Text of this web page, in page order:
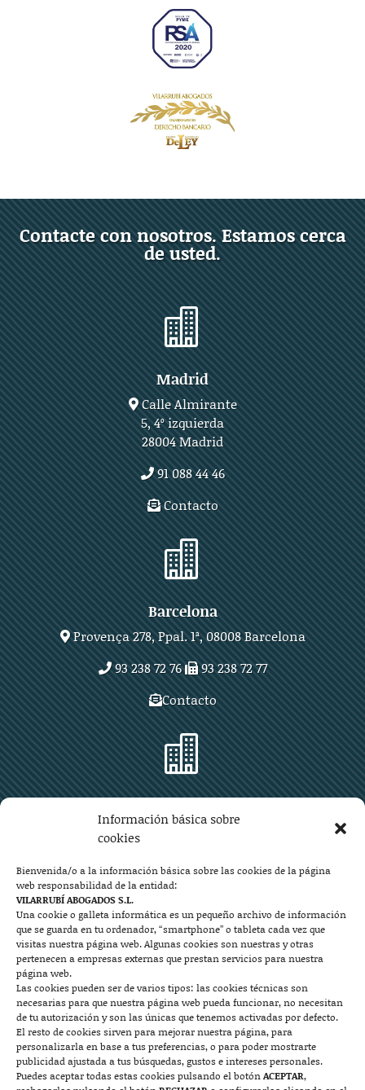
Información básica sobre
cookies
Bienvenida/o a la información básica sobre las cookies de la página
web responsabilidad de la entidad:
VILARRUBÍ ABOGADOS S.L.
Una cookie o galleta informática es un pequeño archivo de información
que se guarda en tu ordenador, “smartphone” o tableta cada vez que
visitas nuestra página web. Algunas cookies son nuestras y otras
pertenecen a empresas externas que prestan servicios para nuestra
página web.
Las cookies pueden ser de varios tipos: las cookies técnicas son
necesarias para que nuestra página web pueda funcionar, no necesitan
de tu autorización y son las únicas que tenemos activadas por defecto.
El resto de cookies sirven para mejorar nuestra página, para
personalizarla en base a tus preferencias, o para poder mostrarte
publicidad ajustada a tus búsquedas, gustos e intereses personales.
Puedes aceptar todas estas cookies pulsando el botónACEPTAR,
Contacte con nosotros. Estamos cerca
de usted.

Madrid
Calle Almirante
5, 4º izquierda
28004 Madrid
91 088 44 46
Contacto

Barcelona
Provença 278, Ppal. 1ª, 08008 Barcelona
93 238 72 76
93 238 72 77
Contacto

Plaza Aragón 10, planta 11ª, 50004 Zaragoza
Contacto

Mallorca
Josep Pla, n°6, 07400 Alcudia (Mallorca)
722 131 870
Contacto